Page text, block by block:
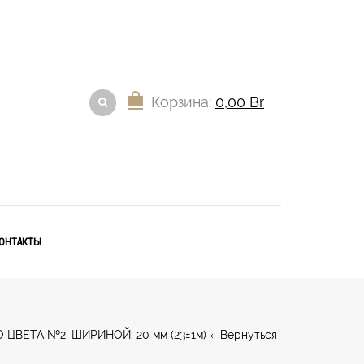
Корзина: 0,00 Br
№2, ШИРИНОЙ: 20 мм (23±1м) Вернуться